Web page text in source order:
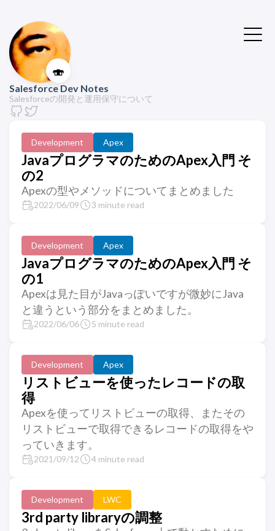
🍣
Salesforce Dev Notes
Salesforceの開発と運用保守について
Development Apex
JavaプログラマのためのApex入門 そ
の2
Apexの型やメソッドについてまとめました
2022/06/09 3 minute read
Development Apex
JavaプログラマのためのApex入門 そ
の1
Apexは見た目がJavaっぽいですが微妙にJava
と違うという部分をまとめました。
2022/06/06 5 minute read
Development Apex
リストビューを使ったレコードの取
得
Apexを使ってリストビューの取得、またその
リストビューで取得できるレコードの取得をや
っていきます。
2021/09/12 4 minute read
Development LWC
3rd party libraryの調整